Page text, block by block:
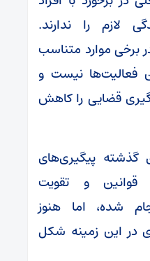
لازم را ندارند.
برخی موارد متناسب
فعالیت‌ها نیست و
قضایی را کاهش
پیگیری‌های
قوانین و تقویت
شده، اما هنوز
در این زمینه شکل